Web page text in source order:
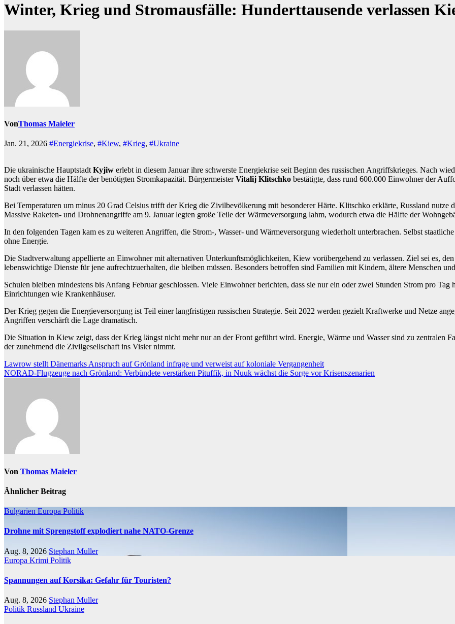
Winter, Krieg und Stromausfälle: Hunderttausende verlassen
VonThomas Maieler
Jan. 21, 2026 #Energiekrise, #Kiew, #Krieg, #Ukraine
Die ukrainische HauptstadtKyjiw erlebt in diesem Januar ihre schwerste Energiekrise seit Beginn des russischen Angriffskrieges. Nach
noch über etwa die Hälfte der benötigten Stromkapazität. BürgermeisterVitalij Klitschko bestätigte, dass rund 600.000 Einwohner der
Stadt verlassen hätten.
Bei Temperaturen um minus 20 Grad Celsius trifft der Krieg die Zivilbevölkerung mit besonderer Härte. Klitschko erklärte, Russland nutze
Massive Raketen- und Drohnenangriffe am 9. Januar legten große Teile der Wärmeversorgung lahm, wodurch etwa die Hälfte der
In den folgenden Tagen kam es zu weiteren Angriffen, die Strom-, Wasser- und Wärmeversorgung wiederholt unterbrachen. Selbst
ohne Energie.
Die Stadtverwaltung appellierte an Einwohner mit alternativen Unterkunftsmöglichkeiten, Kiew vorübergehend zu verlassen. Ziel sei es,
lebenswichtige Dienste für jene aufrechtzuerhalten, die bleiben müssen. Besonders betroffen sind Familien mit Kindern, ältere Menschen
Schulen bleiben mindestens bis Anfang Februar geschlossen. Viele Einwohner berichten, dass sie nur ein oder zwei Stunden Strom pro
Einrichtungen wie Krankenhäuser.
Der Krieg gegen die Energieversorgung ist Teil einer langfristigen russischen Strategie. Seit 2022 werden gezielt Kraftwerke und Netze
Angriffen verschärft die Lage dramatisch.
Die Situation in Kiew zeigt, dass der Krieg längst nicht mehr nur an der Front geführt wird. Energie, Wärme und Wasser sind zu zentralen
der zunehmend die Zivilgesellschaft ins Visier nimmt.
Beitragsnavigation
Lawrow stellt Dänemarks Anspruch auf Grönland infrage und verweist auf koloniale Vergangenheit
NORAD-Flugzeuge nach Grönland: Verbündete verstärken Pituffik, in Nuuk wächst die Sorge vor Krisenszenarien
Von Thomas Maieler
Ähnlicher Beitrag
Bulgarien Europa Politik
Drohne mit Sprengstoff explodiert nahe NATO-Grenze
Aug. 8, 2026 Stephan Muller
Europa Krimi Politik
Spannungen auf Korsika: Gefahr für Touristen?
Aug. 8, 2026 Stephan Muller
Politik Russland Ukraine